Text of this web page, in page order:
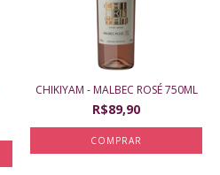
CHIKIYAM - MALBEC ROSÉ 750ML
R$89,90